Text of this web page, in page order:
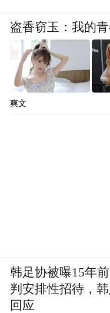
盗香窃玉：我的
爽文
韩足协被曝15年
判安排性招待，
回应